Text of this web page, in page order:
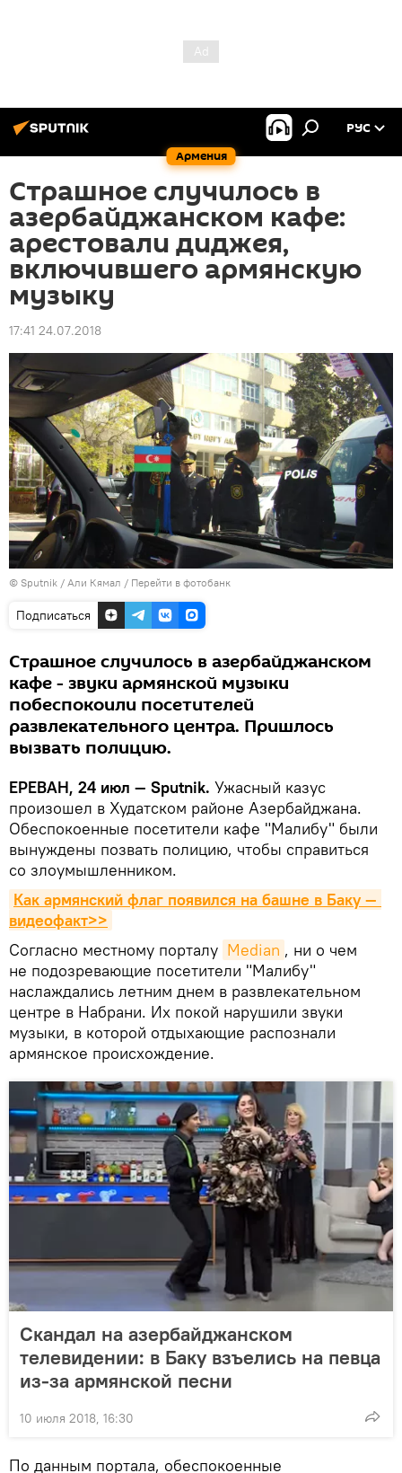
Армения
РУС
Страшное случилось в
азербайджанском кафе:
арестовали диджея,
включившего армянскую
музыку
17:41 24.07.2018
© Sputnik / Али Кямал / Перейти в фотобанк
Подписаться
Страшное случилось в азербайджанском
кафе - звуки армянской музыки
побеспокоили посетителей
развлекательного центра. Пришлось
вызвать полицию.
ЕРЕВАН, 24 июл — Sputnik. Ужасный казус
произошел в Худатском районе Азербайджана.
Обеспокоенные посетители кафе "Малибу" были
вынуждены позвать полицию, чтобы справиться
со злоумышленником.
Как армянский флаг появился на башне в Баку —
видеофакт>>
Согласно местному порталу Median , ни о чем
не подозревающие посетители "Малибу"
наслаждались летним днем в развлекательном
центре в Набрани. Их покой нарушили звуки
музыки, в которой отдыхающие распознали
армянское происхождение.
Скандал на азербайджанском
телевидении: в Баку взъелись на певца
из-за армянской песни
10 июля 2018, 16:30
По данным портала, обеспокоенные